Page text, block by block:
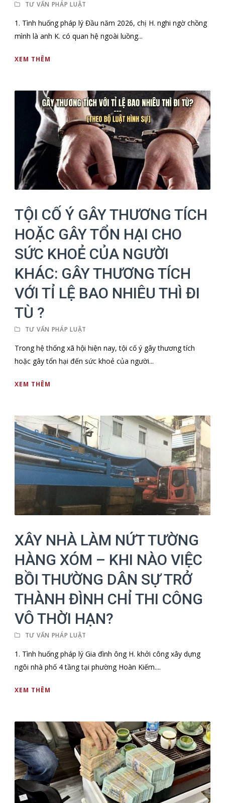
TƯ VẤN PHÁP LUẬT
1. Tình huống pháp lý Đầu năm 2026, chị H. nghi ngờ chồng
mình là anh K. có quan hệ ngoài luồng...
XEM THÊM
TỘI CỐ Ý GÂY THƯƠNG TÍCH
HOẶC GÂY TỔN HẠI CHO
SỨC KHOẺ CỦA NGƯỜI
KHÁC: GÂY THƯƠNG TÍCH
VỚI TỈ LỆ BAO NHIÊU THÌ ĐI
TÙ ?
TƯ VẤN PHÁP LUẬT
Trong hệ thống xã hội hiện nay, tội cố ý gây thương tích
hoặc gây tổn hại đến sức khoẻ của người...
XEM THÊM
XÂY NHÀ LÀM NỨT TƯỜNG
HÀNG XÓM – KHI NÀO VIỆC
BỒI THƯỜNG DÂN SỰ TRỞ
THÀNH ĐÌNH CHỈ THI CÔNG
VÔ THỜI HẠN?
TƯ VẤN PHÁP LUẬT
1. Tình huống pháp lý Gia đình ông H. khởi công xây dựng
ngôi nhà phố 4 tầng tại phường Hoàn Kiếm....
XEM THÊM